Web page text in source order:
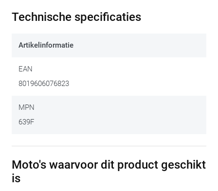
topkofferplaat gemonteerd wordt. Dit eenvoudige systeem –
Het Monorack past netjes op de bestaande
Deze set bevat geen topkofferplaat. Afhankelijk van het
gewenste koffertype, dient de juiste plaat afzonderlijk
plaat. Om te combineren met eenGIVI Monolockkoffer,
bestel de
Technische specificaties
Artikelinformatie
EAN
8019606076823
MPN
639F
Moto's waarvoor dit product geschikt
is